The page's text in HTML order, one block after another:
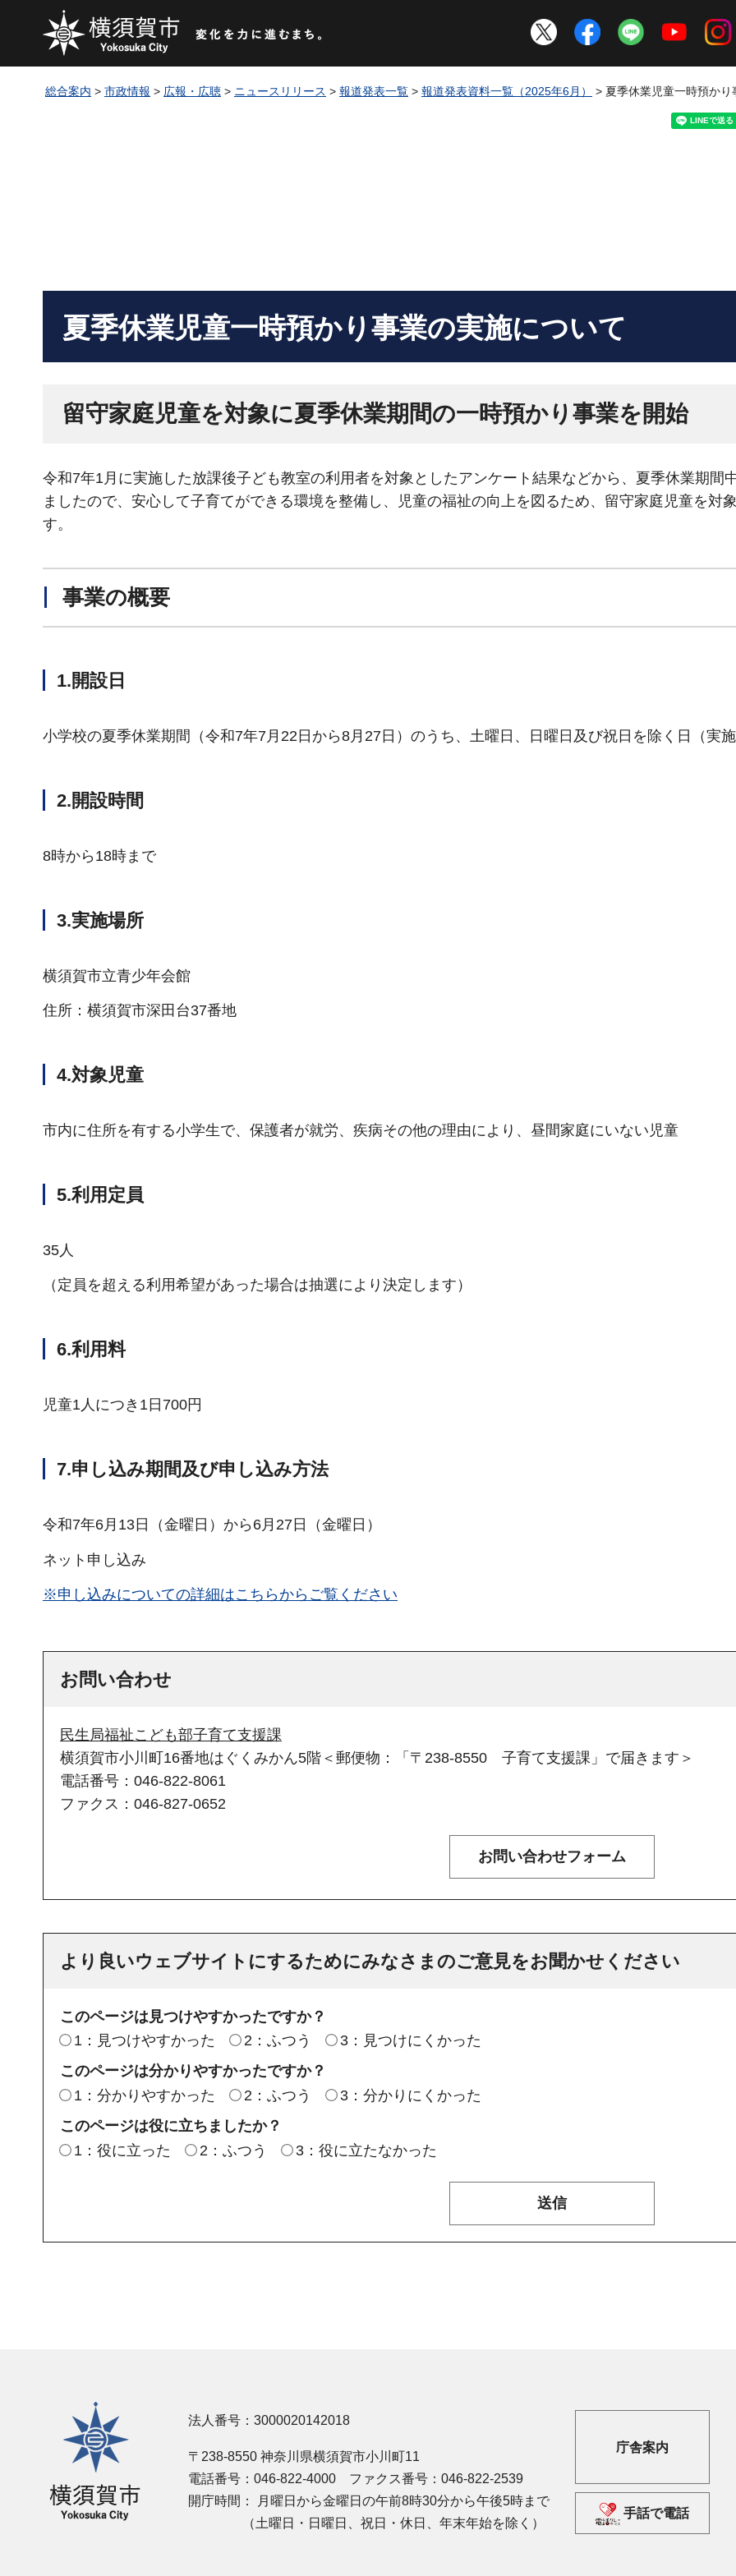
総合案内 > 市政情報 > 広報・広聴 > ニュースリリース > 報道発表一覧 > 報道発表資料一覧（2025年6月） > 夏季休業児童一時預かり
夏季休業児童一時預かり事業の実施について
留守家庭児童を対象に夏季休業期間の一時預かり事業を開始
令和7年1月に実施した放課後子ども教室の利用者を対象としたアンケート結果などから、夏季休業期間
ましたので、安心して子育てができる環境を整備し、児童の福祉の向上を図るため、留守家庭児童を対
す。
事業の概要
1.開設日
小学校の夏季休業期間（令和7年7月22日から8月27日）のうち、土曜日、日曜日及び祝日を除く日（実施
2.開設時間
8時から18時まで
3.実施場所
横須賀市立青少年会館
住所：横須賀市深田台37番地
4.対象児童
市内に住所を有する小学生で、保護者が就労、疾病その他の理由により、昼間家庭にいない児童
5.利用定員
35人
（定員を超える利用希望があった場合は抽選により決定します）
6.利用料
児童1人につき1日700円
7.申し込み期間及び申し込み方法
令和7年6月13日（金曜日）から6月27日（金曜日）
ネット申し込み
※申し込みについての詳細はこちらからご覧ください
お問い合わせ
民生局福祉こども部子育て支援課
横須賀市小川町16番地はぐくみかん5階＜郵便物：「〒238-8550 子育て支援課」で届きます＞
電話番号：046-822-8061
ファクス：046-827-0652
より良いウェブサイトにするためにみなさまのご意見をお聞かせください
このページは見つけやすかったですか？
1：見つけやすかった
2：ふつう
3：見つけにくかった
このページは分かりやすかったですか？
1：分かりやすかった
2：ふつう
3：分かりにくかった
このページは役に立ちましたか？
1：役に立った
2：ふつう 3：役に立たなかった
横須賀市 法人番号：3000020142018
〒238-8550 神奈川県横須賀市小川町11
電話番号：046-822-4000 ファクス番号：046-822-2539
開庁時間：
月曜日から金曜日の午前8時30分から午後5時まで
（土曜日・日曜日、祝日・休日、年末年始を除く）
庁舎案内
手話で電話